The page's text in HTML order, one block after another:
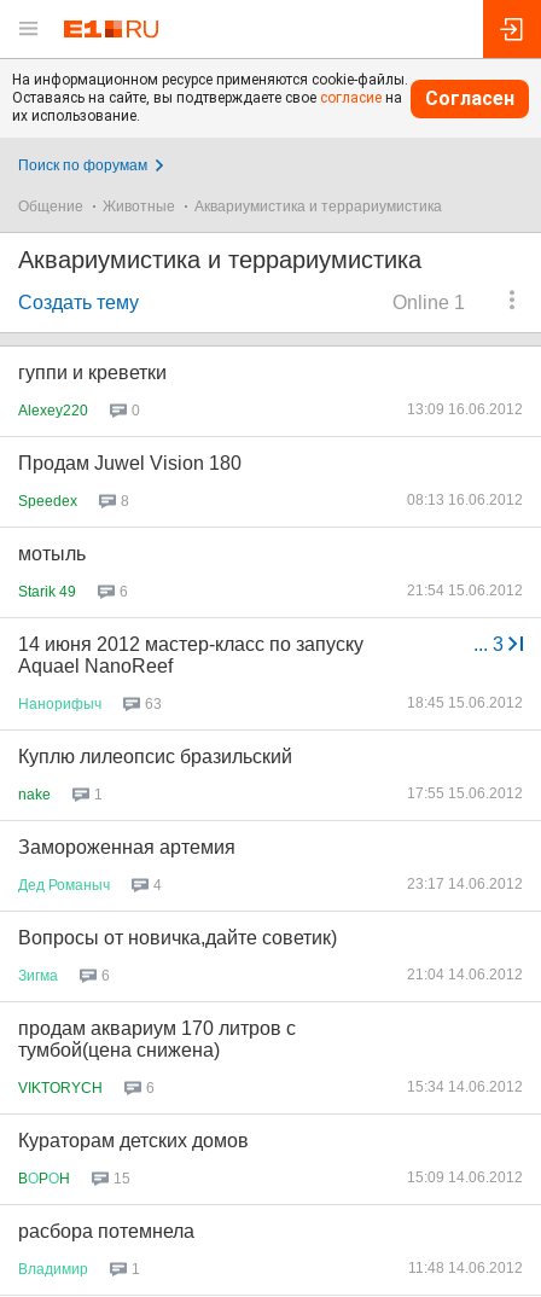
На информационном ресурсе применяются cookie-файлы.
Оставаясь на сайте, вы подтверждаете свое согласие на
их использование.
Согласен
Поиск по форумам
Общение Животные Аквариумистика и террариумистика
Аквариумистика и террариумистика
Online 1
Создать тему
гуппи и креветки
Alexey220 0 13:09 16.06.2012
Продам Juwel Vision 180
Speedex 8 08:13 16.06.2012
мотыль
Starik 49 6 21:54 15.06.2012
... 3
14 июня 2012 мастер-класс по запуску
Aquael NanoReef
Нанорифыч 63 18:45 15.06.2012
Куплю лилеопсис бразильский
nake 1 17:55 15.06.2012
Замороженная артемия
Дед Романыч 4 23:17 14.06.2012
Вопросы от новичка,дайте советик)
Зигма 6 21:04 14.06.2012
продам аквариум 170 литров с
тумбой(цена снижена)
VIKTORYCH 6 15:34 14.06.2012
Кураторам детских домов
BОPОH 15 15:09 14.06.2012
расбора потемнела
Владимир 1 11:48 14.06.2012